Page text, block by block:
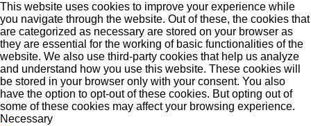
This website uses cookies to improve your experience while
you navigate through the website. Out of these, the cookies that
are categorized as necessary are stored on your browser as
they are essential for the working of basic functionalities of the
website. We also use third-party cookies that help us analyze
and understand how you use this website. These cookies will
be stored in your browser only with your consent. You also
have the option to opt-out of these cookies. But opting out of
some of these cookies may affect your browsing experience.
Necessary